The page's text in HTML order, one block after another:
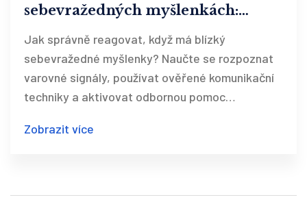
sebevražedných myšlenkách:
Jak správně reagovat, když má blízký
sebevražedné myšlenky? Naučte se rozpoznat
varovné signály, používat ověřené komunikační
techniky a aktivovat odbornou pomoc
a získajte praktické návody pro krizovou
Zobrazit více